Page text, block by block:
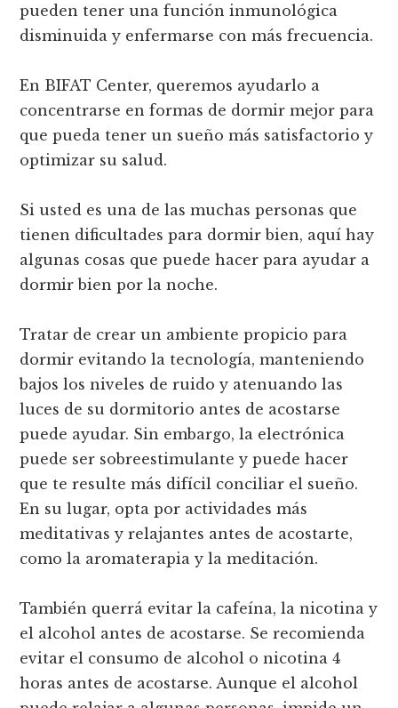
pueden tener una función inmunológica
disminuida y enfermarse con más frecuencia.
En BIFAT Center, queremos ayudarlo a
concentrarse en formas de dormir mejor para
que pueda tener un sueño más satisfactorio y
optimizar su salud.
Si usted es una de las muchas personas que
tienen dificultades para dormir bien, aquí hay
algunas cosas que puede hacer para ayudar a
dormir bien por la noche.
Tratar de crear un ambiente propicio para
dormir evitando la tecnología, manteniendo
bajos los niveles de ruido y atenuando las
luces de su dormitorio antes de acostarse
puede ayudar. Sin embargo, la electrónica
puede ser sobreestimulante y puede hacer
que te resulte más difícil conciliar el sueño.
En su lugar, opta por actividades más
meditativas y relajantes antes de acostarte,
como la aromaterapia y la meditación.
También querrá evitar la cafeína, la nicotina y
el alcohol antes de acostarse. Se recomienda
evitar el consumo de alcohol o nicotina 4
horas antes de acostarse. Aunque el alcohol